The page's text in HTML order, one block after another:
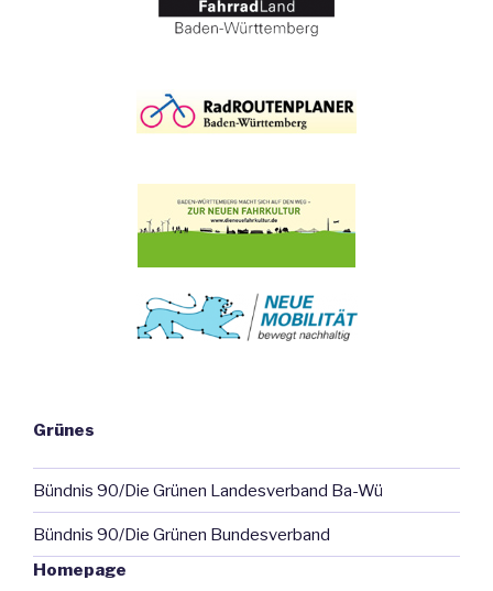
Grünes
Bündnis 90/Die Grünen Landesverband Ba-Wü
Bündnis 90/Die Grünen Bundesverband
Homepage